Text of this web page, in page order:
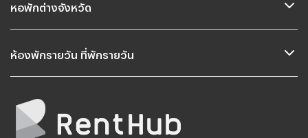
หอพักต่างจังหวัด
ห้องพักรายวัน ที่พักรายวัน